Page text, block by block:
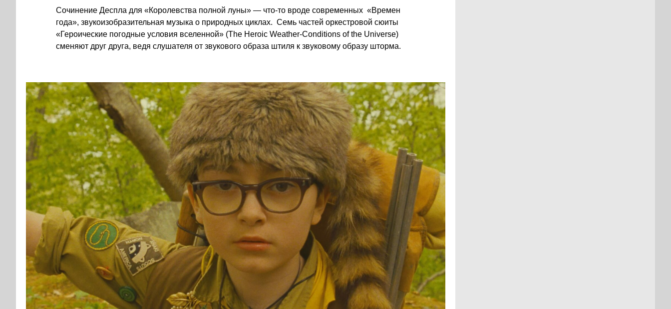
Сочинение Деспла для «Королевства полной луны» — что-то вроде современных «Времен
года», звукоизобразительная музыка о природных циклах. Семь частей оркестровой сюиты
«Героические погодные условия вселенной» (The Heroic Weather-Conditions of the Universe)
сменяют друг друга, ведя слушателя от звукового образа штиля к звуковому образу шторма.